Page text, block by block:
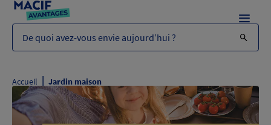
De quoi avez-vous envie aujourd’hui ?
Menu
Accueil | Jardin maison